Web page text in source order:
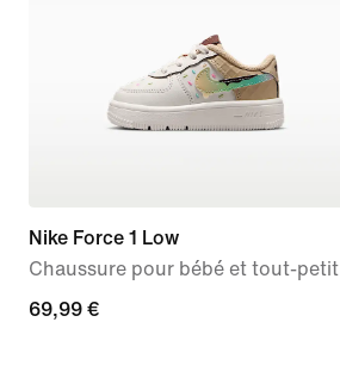
Nike Force 1 Low
Chaussure pour bébé et tout-petit
69,99 €
69,99 €